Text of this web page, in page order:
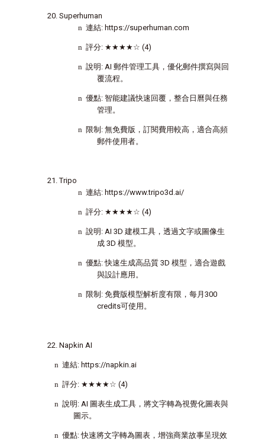
Superhuman
n 連結: https://superhuman.com
n 評分: ★★★★☆ (4)
n 說明: AI 郵件管理工具，優化郵件撰寫與回
覆流程。
n 優點: 智能建議快速回覆，整合日曆與任務
管理。
n 限制: 無免費版，訂閱費用較高，適合高頻
郵件使用者。
Tripo
n 連結: https://www.tripo3d.ai/
n 評分: ★★★★☆ (4)
n 說明: AI 3D 建模工具，透過文字或圖像生
成 3D 模型。
n 優點:快速生成高品質 3D 模型，適合遊戲
與設計應用。
n 限制: 免費版模型解析度有限，每月300
credits可使用。
Napkin AI
n 連結: https://napkin.ai
n 評分: ★★★★☆ (4)
n 說明: AI 圖表生成工具，將文字轉為視覺化圖表與
圖示。
n 優點:快速將文字轉為圖表，增強商業故事呈現效